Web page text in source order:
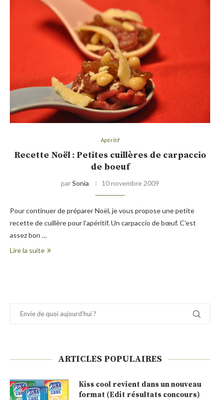
Apéritif
Recette Noël : Petites cuillères de carpaccio
de boeuf
parSonia 10 novembre 2009
Pour continuer de préparer Noël, je vous propose une petite
recette de cuillère pour l’apéritif. Un carpaccio de bœuf. C’est
assez bon …
Lire la suite
ARTICLES POPULAIRES
Kiss cool revient dans un nouveau
format (Edit résultats concours)